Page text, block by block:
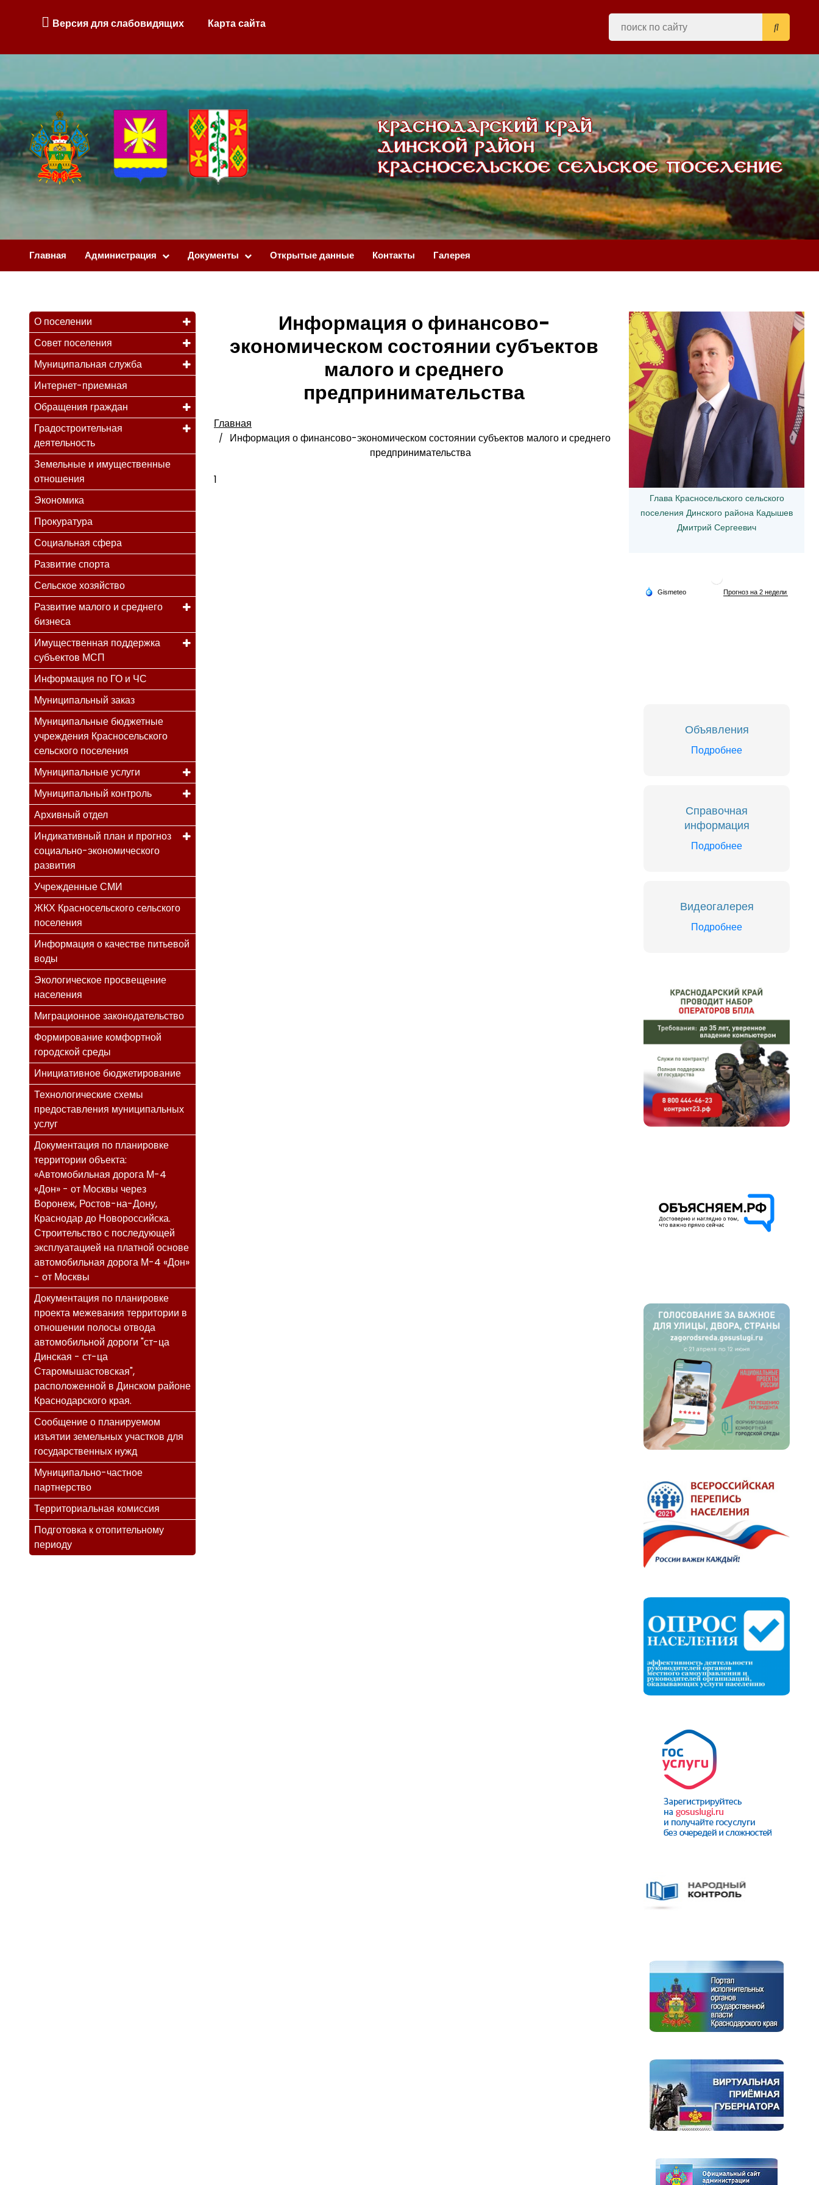
Версия для слабовидящих Карта сайта
Главная Администрация Документы Открытые данные Контакты Галерея
О поселении
Совет поселения
Муниципальная служба
Интернет-приемная
Обращения граждан
Градостроительная
деятельность
Земельные и имущественные
отношения
Экономика
Прокуратура
Социальная сфера
Развитие спорта
Сельское хозяйство
Развитие малого и среднего
бизнеса
Имущественная поддержка
субъектов МСП
Информация по ГО и ЧС
Муниципальный заказ
Муниципальные бюджетные
учреждения Красносельского
сельского поселения
Муниципальные услуги
Муниципальный контроль
Архивный отдел
Индикативный план и прогноз
социально-экономического
развития
Учрежденные СМИ
ЖКХ Красносельского сельского
поселения
Информация о качестве питьевой
воды
Экологическое просвещение
населения
Миграционное законодательство
Формирование комфортной
городской среды
Инициативное бюджетирование
Технологические схемы
предоставления муниципальных
услуг
Документация по планировке
территории объекта:
«Автомобильная дорога М-4
«Дон» - от Москвы через
Воронеж, Ростов-на-Дону,
Краснодар до Новороссийска.
Строительство с последующей
эксплуатацией на платной основе
автомобильная дорога М-4 «Дон»
- от Москвы
Документация по планировке
проекта межевания территории в
отношении полосы отвода
автомобильной дороги "ст-ца
Динская - ст-ца
Старомышастовская",
расположенной в Динском районе
Краснодарского края.
Сообщение о планируемом
изъятии земельных участков для
государственных нужд
Муниципально-частное
партнерство
Территориальная комиссия
Подготовка к отопительному
периоду
Информация о финансово-
экономическом состоянии субъектов
малого и среднего
предпринимательства
Главная
Информация о финансово-экономическом состоянии субъектов малого и среднего
предпринимательства
1
Глава Красносельского сельского
поселения Динского района Кадышев
Дмитрий Сергеевич
Объявления
Подробнее
Справочная
информация
Подробнее
Видеогалерея
Подробнее